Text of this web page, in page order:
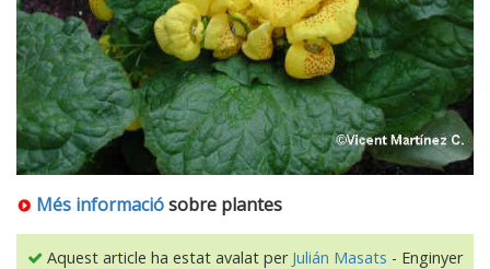
Més informaciósobre plantes
Aquest article ha estat avalat per Julián Masats - Enginyer